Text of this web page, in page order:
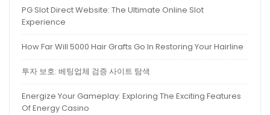
PG Slot Direct Website: The Ultimate Online Slot
Experience
How Far Will 5000 Hair Grafts Go In Restoring Your Hairline
투자 보호: 베팅업체 검증 사이트 탐색
Energize Your Gameplay: Exploring The Exciting Features
Of Energy Casino